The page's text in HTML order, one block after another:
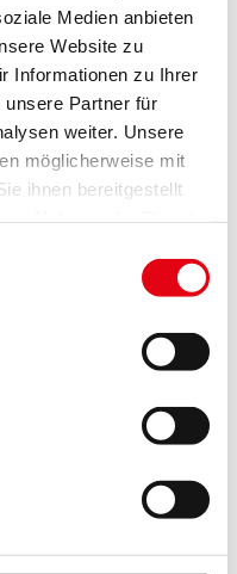
Medien anbieten
Website zu
Informationen zu Ihrer
unsere Partner für
weiter. Unsere
möglicherweise mit
ihnen bereitgestellt
helfen uns weiter.
burgenländisch.
schwierigen
statt nur zu
Hans Peter
zum
finden Sie